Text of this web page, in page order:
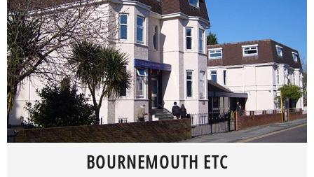
BOURNEMOUTH ETC